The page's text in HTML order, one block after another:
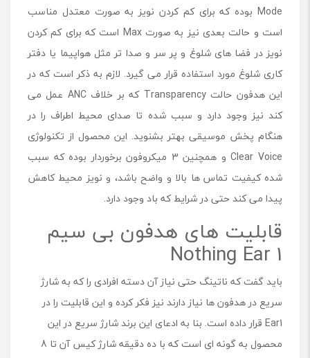
Mode بوده که برای کم کردن نویز به صورت معتدل مناسب
است و حالت بعدی نیز به صورت Max است که برای کم کردن
نویز در فضا های شلوغ و پر سر و صدا تر مثل هواپیما یا دفتر
کاری شلوغ مورد استفاده قرار می گیرد. لازم به ذکر است که در
این هدفون حالت Transparency که بر خلاف ANC عمل می
کند نیز وجود دارد و سبب شده تا صدای محیط اطراف را در
هنگام پخش موسیقی بهتر بشنوید. این محصول از تکنولوژی
Clear Voice و همچنین 3 میکروفون برخوردار بوده که سبب
شده کیفیت تماس ها بالا و واضح باشد، و نویز محیط کاهش
پیدا می کند حتی در شرایط که باد وجود دارد.
قابلیت های هدفون بی سیم
Nothing Ear 1
باید گفت که ناتینگ حتی نیاز آن دسته افرادی را که به شارژ
سریع در هدفون ها نیاز دارند نیز فکر کرده و این قابلیت را در
Ear1 قرار داده است. بنا به ادعای این برند شارژ سریع در این
محصول به گونه ای است که با ده دقیقه شارژ کیس آن تا 8